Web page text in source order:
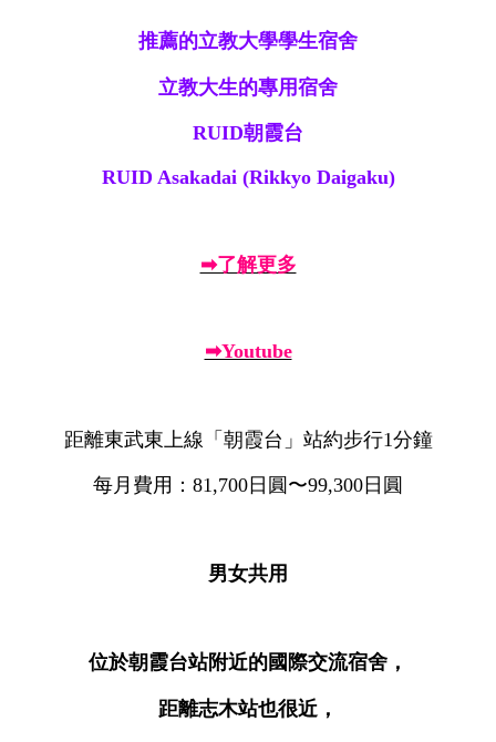
推薦的立教大學學生宿舍
立教大生的專用宿舍
RUID朝霞台
RUID Asakadai (Rikkyo Daigaku)
➡了解更多
➡Youtube
距離東武東上線「朝霞台」站約步行1分鐘
每月費用：81,700日圓〜99,300日圓
男女共用
位於朝霞台站附近的國際交流宿舍，
距離志木站也很近，